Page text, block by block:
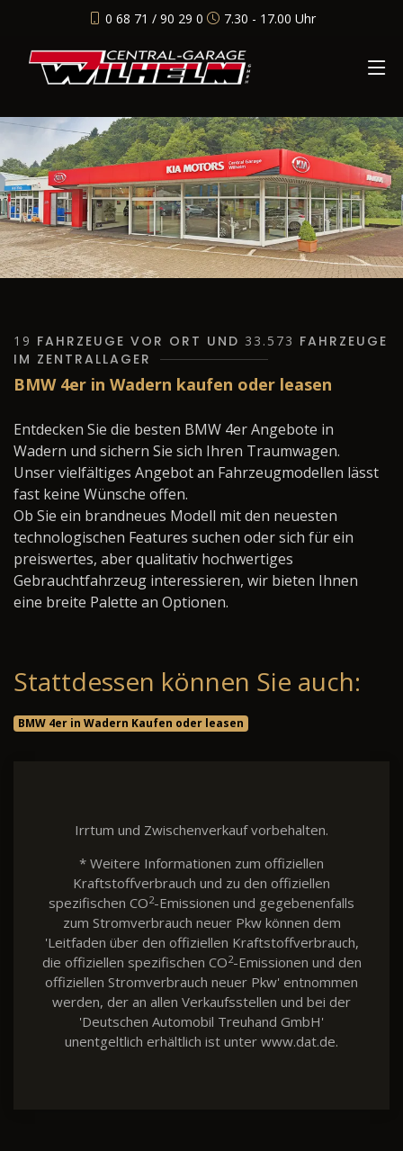
0 68 71 / 90 29 0 7.30 - 17.00 Uhr
19 FAHRZEUGE VOR ORT UND 33.573 FAHRZEUGE
IM ZENTRALLAGER
BMW 4er in Wadern kaufen oder leasen
Entdecken Sie die besten BMW 4er Angebote in
Wadern und sichern Sie sich Ihren Traumwagen.
Unser vielfältiges Angebot an Fahrzeugmodellen lässt
fast keine Wünsche offen.
Ob Sie ein brandneues Modell mit den neuesten
technologischen Features suchen oder sich für ein
preiswertes, aber qualitativ hochwertiges
Gebrauchtfahrzeug interessieren, wir bieten Ihnen
eine breite Palette an Optionen.
Stattdessen können Sie auch:
BMW 4er in Wadern Kaufen oder leasen
Irrtum und Zwischenverkauf vorbehalten.
* Weitere Informationen zum offiziellen
Kraftstoffverbrauch und zu den offiziellen
spezifischen CO2-Emissionen und gegebenenfalls
zum Stromverbrauch neuer Pkw können dem
'Leitfaden über den offiziellen Kraftstoffverbrauch,
die offiziellen spezifischen CO2-Emissionen und den
offiziellen Stromverbrauch neuer Pkw' entnommen
werden, der an allen Verkaufsstellen und bei der
'Deutschen Automobil Treuhand GmbH'
unentgeltlich erhältlich ist unter www.dat.de.